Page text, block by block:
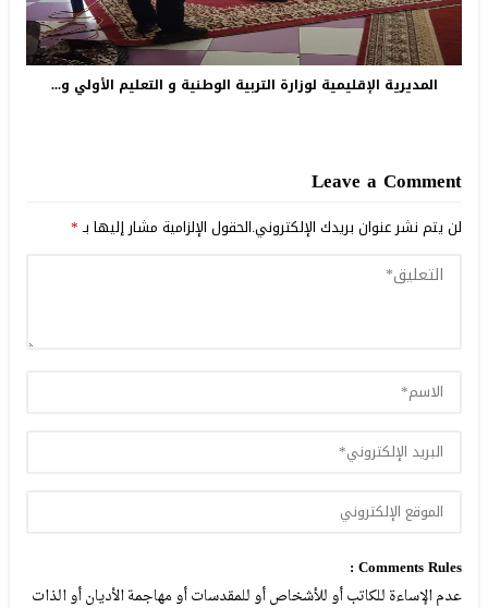
المديرية الإقليمية لوزارة التربية الوطنية و التعليم الأولي و...
Leave a Comment
لن يتم نشر عنوان بريدك الإلكتروني.الحقول الإلزامية مشار إليها بـ*
Comments Rules :
عدم الإساءة للكاتب أو للأشخاص أو للمقدسات أو مهاجمة الأديان أو الذات